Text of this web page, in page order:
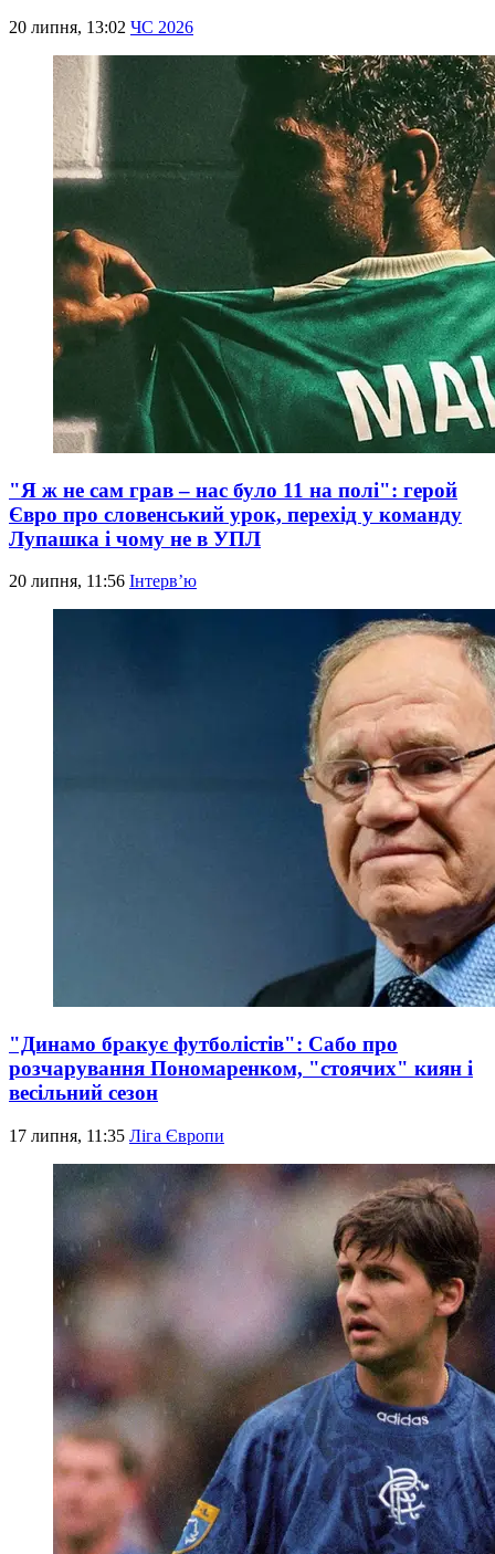
20 липня, 13:02 ЧС 2026
"Я ж не сам грав – нас було 11 на полі": герой
Євро про словенський урок, перехід у команду
Лупашка і чому не в УПЛ
20 липня, 11:56 Інтерв’ю
"Динамо бракує футболістів": Сабо про
розчарування Пономаренком, "стоячих" киян і
весільний сезон
17 липня, 11:35 Ліга Європи